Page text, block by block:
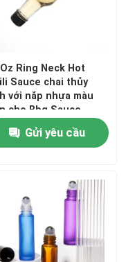
Ring Neck Hot
Sauce chai thủy
với nắp nhựa màu
cho Bbq Sauce
Gửi yêu cầu